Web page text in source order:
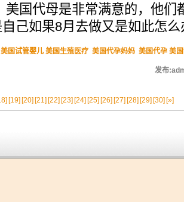
美国代母是非常满意的，他们
己如果8月去做又是如此怎
国试管婴儿 美国生殖医疗 美国代孕妈妈 美国代孕 美
发布
[19] [20] [21] [22] [23] [24] [25] [26] [27] [28] [29] [30] [»]